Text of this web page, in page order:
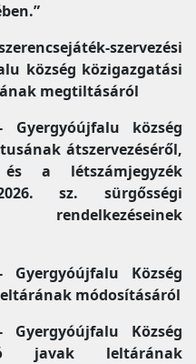
szervezési
község közigazgatási
megtiltásáról
község
átszervezéséről,
a létszámjegyzék
sz. sürgősségi
Gyergyóújfalu Község
módosításáról
Gyergyóújfalu Község
javak leltárának